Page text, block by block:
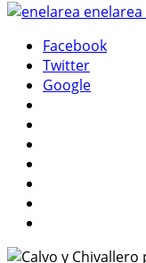
enelarea
Facebook
Twitter
Google